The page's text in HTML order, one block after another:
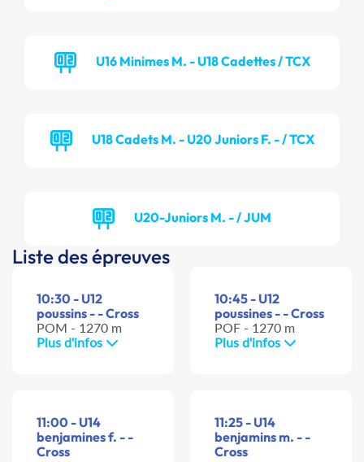
U16 Minimes M. - U18 Cadettes / TCX
U18 Cadets M. - U20 Juniors F. - / TCX
U20-Juniors M. - / JUM
Liste des épreuves
10:30 - U12
poussins - - Cross
POM - 1270 m
Plus d'infos
10:45 - U12
poussines - - Cross
POF - 1270 m
Plus d'infos
11:00 - U14
benjamines f. - -
Cross
11:25 - U14
benjamins m. - -
Cross